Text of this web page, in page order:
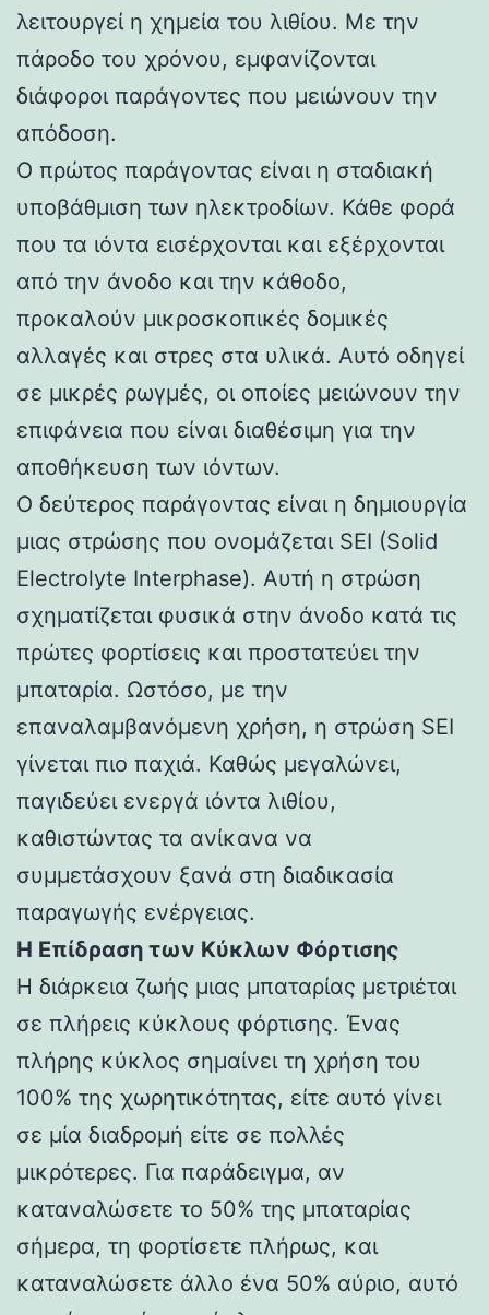
λειτουργεί η χημεία του λιθίου. Με την
πάροδο του χρόνου, εμφανίζονται
διάφοροι παράγοντες που μειώνουν την
απόδοση.
Ο πρώτος παράγοντας είναι η σταδιακή
υποβάθμιση των ηλεκτροδίων. Κάθε φορά
που τα ιόντα εισέρχονται και εξέρχονται
από την άνοδο και την κάθοδο,
προκαλούν μικροσκοπικές δομικές
αλλαγές και στρες στα υλικά. Αυτό οδηγεί
σε μικρές ρωγμές, οι οποίες μειώνουν την
επιφάνεια που είναι διαθέσιμη για την
αποθήκευση των ιόντων.
Ο δεύτερος παράγοντας είναι η δημιουργία
μιας στρώσης που ονομάζεται SEI (Solid
Electrolyte Interphase). Αυτή η στρώση
σχηματίζεται φυσικά στην άνοδο κατά τις
πρώτες φορτίσεις και προστατεύει την
μπαταρία. Ωστόσο, με την
επαναλαμβανόμενη χρήση, η στρώση SEI
γίνεται πιο παχιά. Καθώς μεγαλώνει,
παγιδεύει ενεργά ιόντα λιθίου,
καθιστώντας τα ανίκανα να
συμμετάσχουν ξανά στη διαδικασία
παραγωγής ενέργειας.
Η Επίδραση των Κύκλων Φόρτισης
Η διάρκεια ζωής μιας μπαταρίας μετριέται
σε πλήρεις κύκλους φόρτισης. Ένας
πλήρης κύκλος σημαίνει τη χρήση του
100% της χωρητικότητας, είτε αυτό γίνει
σε μία διαδρομή είτε σε πολλές
μικρότερες. Για παράδειγμα, αν
καταναλώσετε το 50% της μπαταρίας
σήμερα, τη φορτίσετε πλήρως, και
καταναλώσετε άλλο ένα 50% αύριο, αυτό